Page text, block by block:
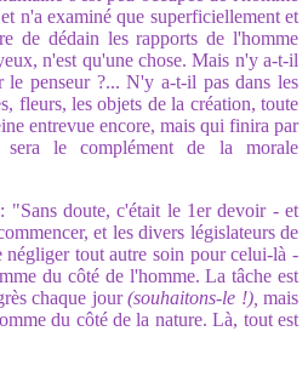
n'a examiné que superficiellement et
de dédain les rapports de l'homme
n'est qu'une chose. Mais n'y a-t-il
le penseur ?... N'y a-t-il pas dans les
fleurs, les objets de la création, toute
entrevue encore, mais qui finira par
le complément de la morale
doute, c'était le 1er devoir - et
et les divers législateurs de
négliger tout autre soin pour celui-là -
du côté de l'homme. La tâche est
chaque jour(souhaitons-le !),mais
du côté de la nature. Là, tout est